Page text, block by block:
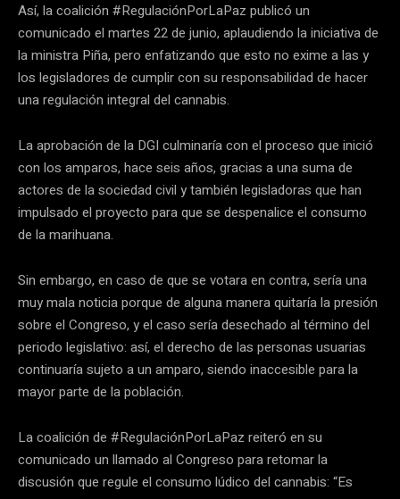
Así, la coalición #RegulaciónPorLaPaz publicó un
comunicado el martes 22 de junio, aplaudiendo la iniciativa de
la ministra Piña, pero enfatizando que esto no exime a las y
los legisladores de cumplir con su responsabilidad de hacer
una regulación integral del cannabis.
La aprobación de la DGI culminaría con el proceso que inició
con los amparos, hace seis años, gracias a una suma de
actores de la sociedad civil y también legisladoras que han
impulsado el proyecto para que se despenalice el consumo
de la marihuana.
Sin embargo, en caso de que se votara en contra, sería una
muy mala noticia porque de alguna manera quitaría la presión
sobre el Congreso, y el caso sería desechado al término del
periodo legislativo: así, el derecho de las personas usuarias
continuaría sujeto a un amparo, siendo inaccesible para la
mayor parte de la población.
La coalición de #RegulaciónPorLaPaz reiteró en su
comunicado un llamado al Congreso para retomar la
discusión que regule el consumo lúdico del cannabis: “Es